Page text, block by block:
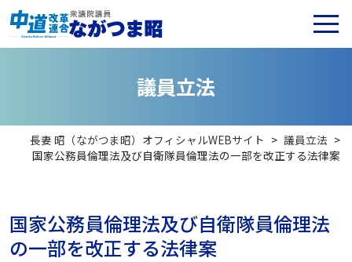
議員立法
長妻 昭（ながつま昭）オフィシャルWEBサイト > 議員立法 >
国家公務員倫理法及び自衛隊員倫理法の一部を改正する法律案
国家公務員倫理法及び自衛隊員倫理法
の一部を改正する法律案